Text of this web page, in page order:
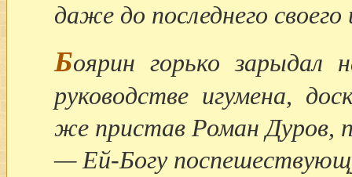
даже до последнего
Боярин горько
руководстве игумена,
же пристав Роман Дуров,
— Ей-Богу